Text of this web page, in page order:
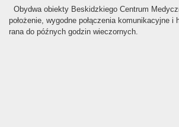
Obydwa obiekty Beskidzkiego Centrum
położenie, wygodne połączenia komunikacyjne i
rana do późnych godzin wieczornych.